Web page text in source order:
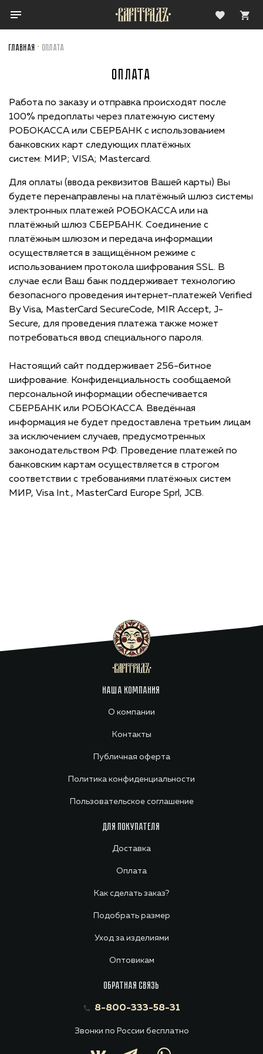
Главная Оплата
ОПЛАТА
Работа по заказу и отправка происходят после
100% предоплаты через платежную систему
РОБОКАССА или СБЕРБАНК с использованием
банковских карт следующих платёжных
систем: МИР; VISA; Mastercard.
Для оплаты (ввода реквизитов Вашей карты) Вы
будете перенаправлены на платёжный шлюз системы
электронных платежей РОБОКАССА или на
платёжный шлюз СБЕРБАНК. Соединение с
платёжным шлюзом и передача информации
осуществляется в защищённом режиме с
использованием протокола шифрования SSL. В
случае если Ваш банк поддерживает технологию
безопасного проведения интернет-платежей Verified
By Visa, MasterCard SecureCode, MIR Accept, J-
Secure, для проведения платежа также может
потребоваться ввод специального пароля.
Настоящий сайт поддерживает 256-битное
шифрование. Конфиденциальность сообщаемой
персональной информации обеспечивается
СБЕРБАНК или РОБОКАССА. Введённая
информация не будет предоставлена третьим лицам
за исключением случаев, предусмотренных
законодательством РФ. Проведение платежей по
банковским картам осуществляется в строгом
соответствии с требованиями платёжных систем
МИР, Visa Int., MasterCard Europe Sprl, JCB.
НАША КОМПАНИЯ
О компании
Контакты
Публичная оферта
Политика конфиденциальности
Пользовательское соглашение
ДЛЯ ПОКУПАТЕЛЯ
Доставка
Оплата
Как сделать заказ?
Подобрать размер
Уход за изделиями
Оптовикам
ОБРАТНАЯ СВЯЗЬ
8-800-333-58-31
Звонки по России бесплатно